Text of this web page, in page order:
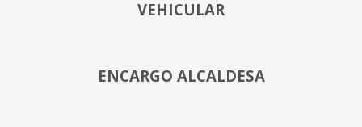
VEHICULAR
ENCARGO ALCALDESA